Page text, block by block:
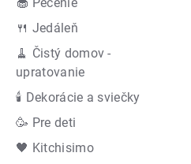
🍴 Jedáleň
🧹 Čistý domov -
upratovanie
🕯 Dekorácie a sviečky
🥳 Pre deti
🖤 Kitchisimo